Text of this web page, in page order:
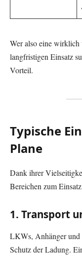
Wer also eine wirklich
langfristigen Einsatz
Vorteil.
Typische
Plane
Dank ihrer
Bereichen zum
1. Transport
LKWs, Anhänger und
Schutz der Ladung.